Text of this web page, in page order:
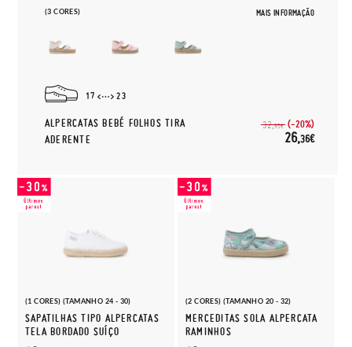
(3 CORES) MAIS INFORMAÇÃO
17 23
ALPERCATAS BEBÉ FOLHOS TIRA
ADERENTE
32,95€ (-20%)
26,36€
(1 CORES) (TAMANHO 24 - 30)
SAPATILHAS TIPO ALPERCATAS
TELA BORDADO SUÍÇO
(2 CORES) (TAMANHO 20 - 32)
MERCEDITAS SOLA ALPERCATA
RAMINHOS